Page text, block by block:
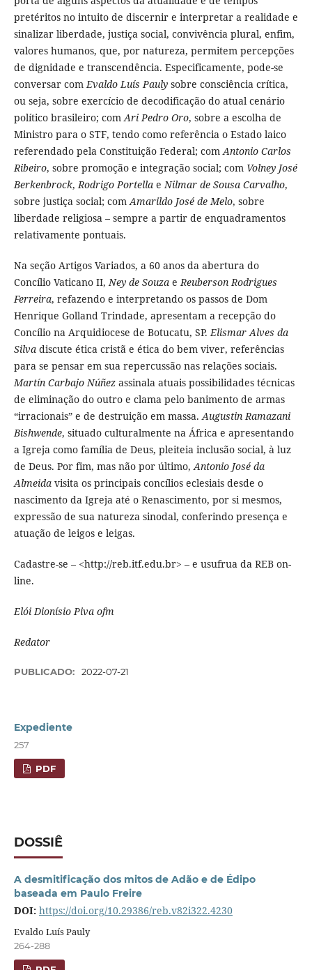
pretéritos no intuito de discernir e interpretar a realidade e
sinalizar liberdade, justiça social, convivência plural, enfim,
valores humanos, que, por natureza, permitem percepções
de dignidade e transcendência. Especificamente, pode-se
conversar comEvaldo Luís Paulysobre consciência crítica,
ou seja, sobre exercício de decodificação do atual cenário
político brasileiro; comAri Pedro Oro, sobre a escolha de
Ministro para o STF, tendo como referência o Estado laico
referendado pela Constituição Federal; comAntonio Carlos
Ribeiro, sobre promoção e integração social; com Volney José
Berkenbrock,Rodrigo PortellaeNilmar de Sousa Carvalho,
sobre justiça social; comAmarildo José de Melo, sobre
liberdade religiosa – sempre a partir de enquadramentos
relativamente pontuais.
Na seção Artigos Variados, a 60 anos da abertura do
Concílio Vaticano II,Ney de SouzaeReuberson Rodrigues
Ferreira, refazendo e interpretando os passos de Dom
Henrique Golland Trindade, apresentam a recepção do
Concílio na Arquidiocese de Botucatu, SP.Elismar Alves da
Silvadiscute ética cristã e ética do bem viver, referências
para se pensar em sua repercussão nas relações sociais.
Martín Carbajo Núñezassinala atuais possibilidades técnicas
de eliminação do outro e clama pelo banimento de armas
“irracionais” e de destruição em massa.Augustin Ramazani
Bishwende, situado culturalmente na África e apresentando
a Igreja como família de Deus, pleiteia inclusão social, à luz
de Deus. Por fim, mas não por último,Antonio José da
Almeidavisita os principais concílios eclesiais desde o
nascimento da Igreja até o Renascimento, por si mesmos,
expressão de sua natureza sinodal, conferindo presença e
atuação de leigos e leigas.
Cadastre-se – <http://reb.itf.edu.br> – e usufrua da REB on-
line.
Elói Dionísio Piva ofm
Redator
PUBLICADO: 2022-07-21
Expediente
257
PDF
DOSSIÊ
A desmitificação dos mitos de Adão e de Édipo
baseada em Paulo Freire
DOI: https://doi.org/10.29386/reb.v82i322.4230
Evaldo Luís Pauly
264-288